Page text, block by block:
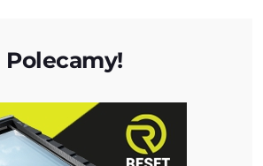
Polecamy!